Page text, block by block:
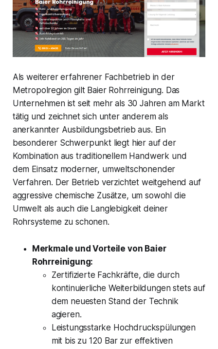
Als weiterer erfahrener Fachbetrieb in der
Metropolregion gilt Baier Rohrreinigung. Das
Unternehmen ist seit mehr als 30 Jahren am Markt
tätig und zeichnet sich unter anderem als
anerkannter Ausbildungsbetrieb aus. Ein
besonderer Schwerpunkt liegt hier auf der
Kombination aus traditionellem Handwerk und
dem Einsatz moderner, umweltschonender
Verfahren. Der Betrieb verzichtet weitgehend auf
aggressive chemische Zusätze, um sowohl die
Umwelt als auch die Langlebigkeit deiner
Rohrsysteme zu schonen.
Merkmale und Vorteile von Baier
Rohrreinigung:
Zertifizierte Fachkräfte, die durch
kontinuierliche Weiterbildungen stets auf
dem neuesten Stand der Technik
agieren.
Leistungsstarke Hochdruckspülungen
mit bis zu 120 Bar zur effektiven